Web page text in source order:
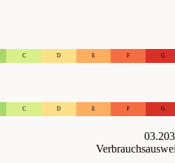
C D E F G
C D E F G